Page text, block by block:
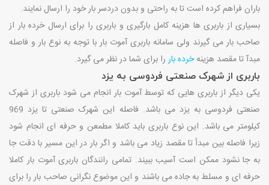
باران فراهم کرده است تا به راحتی و بدون دردسر بار خود را ارسال نمایند.
بسیاری از باربری ها هزینه کامل بارگیری و باربری را برای ارسال خرده بار از
صاحب بار می گیرند ولی سامانه باربری آموت بار با توجه به نوع بار و فاصله
مبدآ تا مقصد هزینهخرده بار را برای شما در نظر می گیرد.
باربری از شهرک صنعتی فردوسی به یزد
یکی دیگر از باربری هایی که توسط آموت بار انجام می شود باربری از شهرک
صنعتی فردوسی به یزد می باشد. فاصله این شهرک صنعتی تا یزد 969
کیلومتر می باشد. این نوع باربری باید کاملا مطمعن و حرفه ای انجام شود
زیرا فاصله بین مبدأ تا مقصد زیاد می باشد و اگر بار در این مسیر با دقت جا
به جا نشود ممکن است آسیب ببیند. تمامی رانندگان باربری آموت بار کاملا
حرفه ای و مسلط به جاده می باشند و این موضوع نگرانی صاحب بار را برای